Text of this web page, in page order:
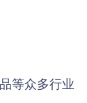
等众多行业